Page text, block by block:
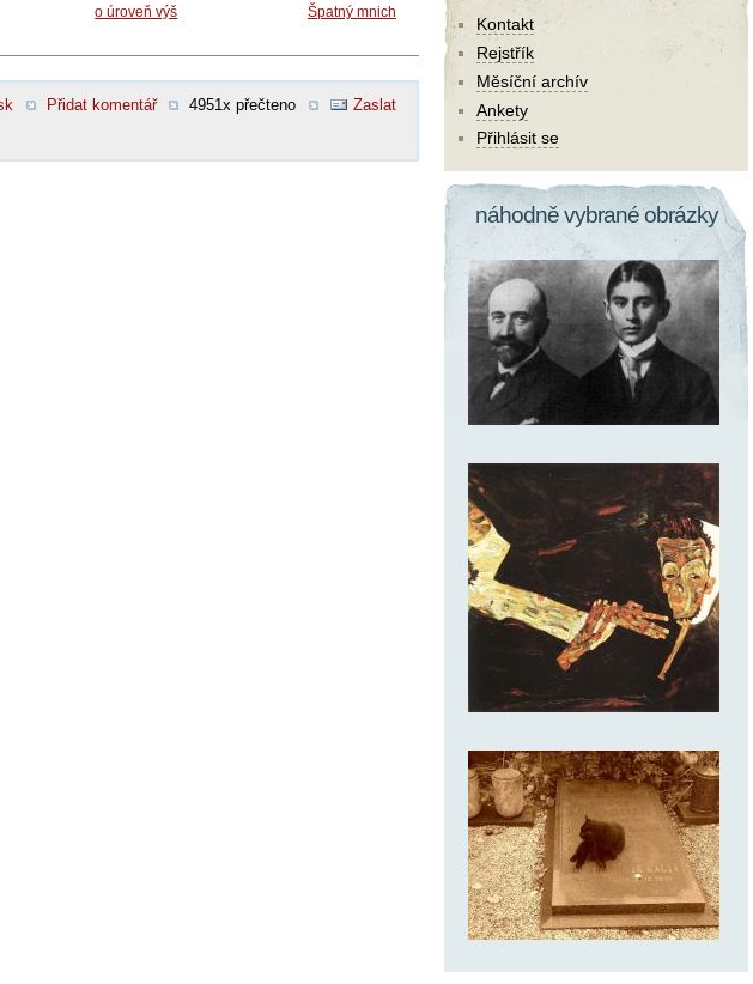
o úroveň výš Špatný mnich
Přidat komentář 4951x přečteno
Zaslat
Kontakt
Rejstřík
Měsíční archív
Ankety
Přihlásit se
náhodně vybrané obrázky